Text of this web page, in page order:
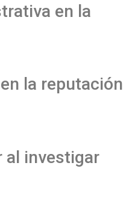
en la
la reputación
al investigar